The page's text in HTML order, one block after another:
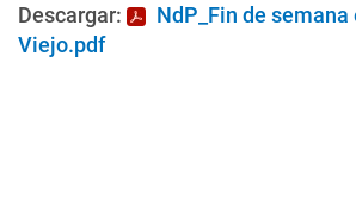
Descargar:
NdP_Fin de
Viejo.pdf